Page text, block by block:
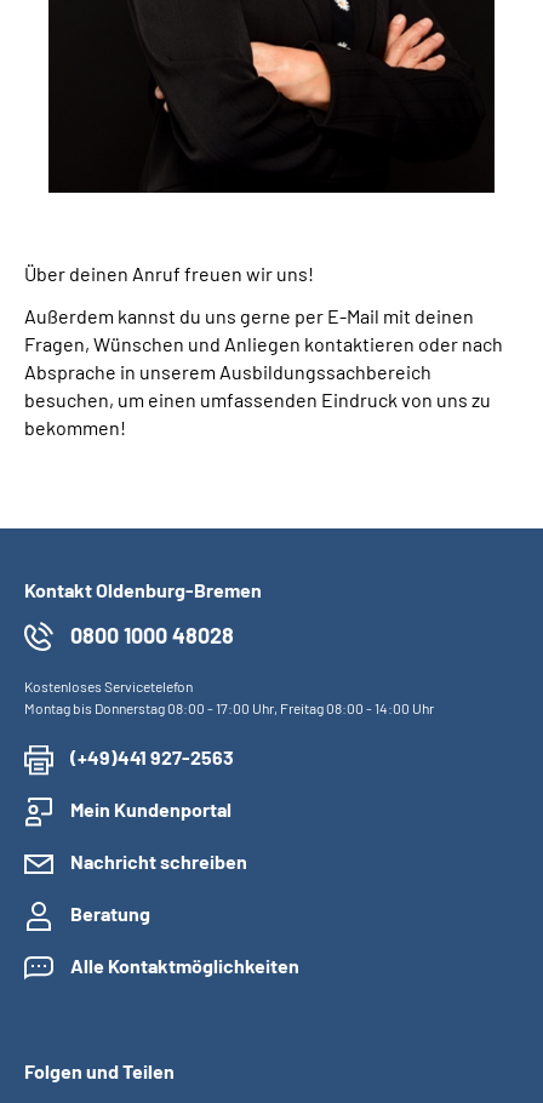
Über deinen Anruf freuen wir uns!
Außerdem kannst du uns gerne per E-Mail mit deinen
Fragen, Wünschen und Anliegen kontaktieren oder nach
Absprache in unserem Ausbildungssachbereich
besuchen, um einen umfassenden Eindruck von uns zu
bekommen!
Kontakt Oldenburg-Bremen
0800 1000 48028
Kostenloses Servicetelefon
Montag bis Donnerstag 08:00 - 17:00 Uhr, Freitag 08:00 - 14:00 Uhr
(+49)441 927-2563
Mein Kundenportal
Nachricht schreiben
Beratung
Alle Kontaktmöglichkeiten
Folgen und Teilen